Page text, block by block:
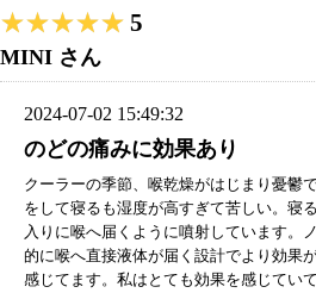
★★★★★
★★★★★ 5
MINI さん
2024-07-02 15:49:32
のどの痛みに効果あり
クーラーの季節、喉乾燥がはじまり憂鬱
をして寝るも湿度が高すぎて苦しい。寝
入りに喉へ届くように噴射しています。
的に喉へ直接液体が届く設計でより効果
感じてます。私はとても効果を感じてい